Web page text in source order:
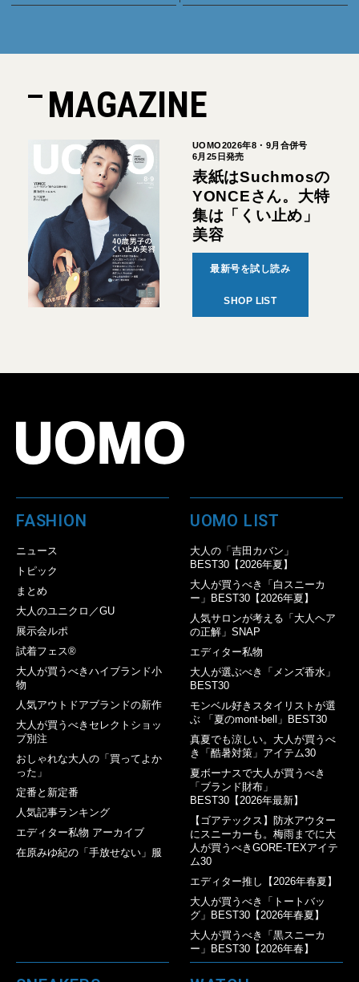
MAGAZINE
UOMO2026年8・9月合併号
6月25日発売
表紙はSuchmosの
YONCEさん。大特
集は「くい止め」
美容
最新号を試し読み
SHOP LIST
FASHION
ニュース
トピック
まとめ
大人のユニクロ／GU
展示会ルポ
試着フェス®︎
大人が買うべきハイブランド小
物
人気アウトドアブランドの新作
大人が買うべきセレクトショッ
プ別注
おしゃれな大人の「買ってよか
った」
定番と新定番
人気記事ランキング
エディター私物 アーカイブ
在原みゆ紀の「手放せない」服
UOMO LIST
大人の「吉田カバン」
BEST30【2026年夏】
大人が買うべき「白スニーカ
ー」BEST30【2026年夏】
人気サロンが考える「大人ヘア
の正解」SNAP
エディター私物
大人が選ぶべき「メンズ香水」
BEST30
モンベル好きスタイリストが選
ぶ 「夏のmont-bell」BEST30
真夏でも涼しい。大人が買うべ
き「酷暑対策」アイテム30
夏ボーナスで大人が買うべき
「ブランド財布」
BEST30【2026年最新】
【ゴアテックス】防水アウター
にスニーカーも。梅雨までに大
人が買うべきGORE-TEXアイテ
ム30
エディター推し【2026年春夏】
大人が買うべき「トートバッ
グ」BEST30【2026年春夏】
大人が買うべき「黒スニーカ
ー」BEST30【2026年春】